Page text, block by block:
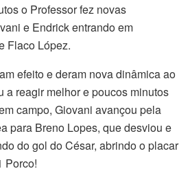
o Professor fez novas
e Endrick entrando em
Flaco López.
efeito e deram nova dinâmica ao
a reagir melhor e poucos minutos
campo, Giovani avançou pela
para Breno Lopes, que desviou e
do gol do César, abrindo o placar
Porco!